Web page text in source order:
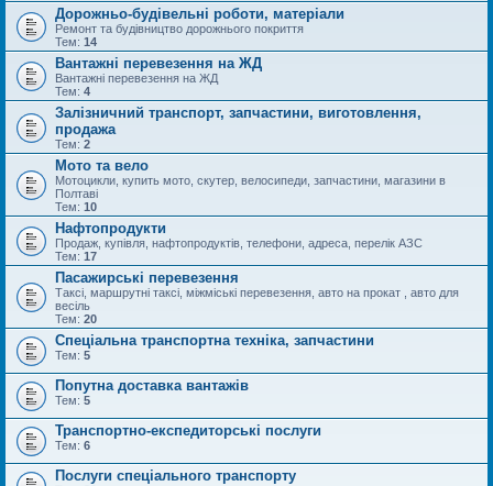
Дорожньо-будівельні роботи, матеріали
Ремонт та будівництво дорожнього покриття
Тем: 14
Вантажні перевезення на ЖД
Вантажні перевезення на ЖД
Тем: 4
Залізничний транспорт, запчастини, виготовлення,
продажа
Тем: 2
Мото та вело
Мотоцикли, купить мото, скутер, велосипеди, запчастини, магазини в
Полтаві
Тем: 10
Нафтопродукти
Продаж, купівля, нафтопродуктів, телефони, адреса, перелік АЗС
Тем: 17
Пасажирські перевезення
Таксі, маршрутні таксі, міжміські перевезення, авто на прокат , авто для
весіль
Тем: 20
Спеціальна транспортна техніка, запчастини
Тем: 5
Попутна доставка вантажів
Тем: 5
Транспортно-експедиторські послуги
Тем: 6
Послуги спеціального транспорту